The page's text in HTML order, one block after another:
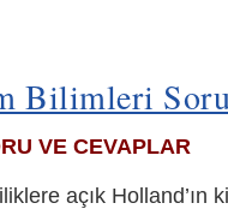
Bilimleri Soru
VE CEVAPLAR
açık Holland’ın